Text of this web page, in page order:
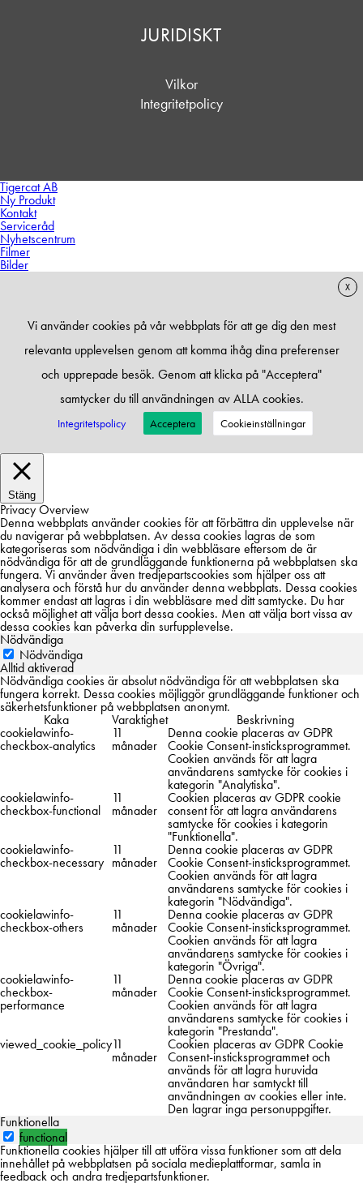
JURIDISKT
Vilkor
Integritetpolicy
Tigercat AB
Ny Produkt
Kontakt
Serviceråd
Nyhetscentrum
Filmer
Bilder
X
Vi använder cookies på vår webbplats för att ge dig den mest
relevanta upplevelsen genom att komma ihåg dina preferenser
och upprepade besök. Genom att klicka på "Acceptera"
samtycker du till användningen av ALLA cookies.
Integritetspolicy Acceptera Cookieinställningar
Stäng
Privacy Overview
Denna webbplats använder cookies för att förbättra din upplevelse när
du navigerar på webbplatsen. Av dessa cookies lagras de som
kategoriseras som nödvändiga i din webbläsare eftersom de är
nödvändiga för att de grundläggande funktionerna på webbplatsen ska
fungera. Vi använder även tredjepartscookies som hjälper oss att
analysera och förstå hur du använder denna webbplats. Dessa cookies
kommer endast att lagras i din webbläsare med ditt samtycke. Du har
också möjlighet att välja bort dessa cookies. Men att välja bort vissa av
dessa cookies kan påverka din surfupplevelse.
Nödvändiga
Nödvändiga
Alltid aktiverad
Nödvändiga cookies är absolut nödvändiga för att webbplatsen ska
fungera korrekt. Dessa cookies möjliggör grundläggande funktioner och
säkerhetsfunktioner på webbplatsen anonymt.
Kaka Varaktighet Beskrivning
cookielawinfo-
checkbox-analytics
11
månader
Denna cookie placeras av GDPR
Cookie Consent-insticksprogrammet.
Cookien används för att lagra
användarens samtycke för cookies i
kategorin "Analytiska".
cookielawinfo-
checkbox-functional
11
månader
Cookien placeras av GDPR cookie
consent för att lagra användarens
samtycke för cookies i kategorin
"Funktionella".
cookielawinfo-
checkbox-necessary
11
månader
Denna cookie placeras av GDPR
Cookie Consent-insticksprogrammet.
Cookien används för att lagra
användarens samtycke för cookies i
kategorin "Nödvändiga".
cookielawinfo-
checkbox-others
11
månader
Denna cookie placeras av GDPR
Cookie Consent-insticksprogrammet.
Cookien används för att lagra
användarens samtycke för cookies i
kategorin "Övriga".
cookielawinfo-
checkbox-
performance
11
månader
Denna cookie placeras av GDPR
Cookie Consent-insticksprogrammet.
Cookien används för att lagra
användarens samtycke för cookies i
kategorin "Prestanda".
viewed_cookie_policy11
månader
Cookien placeras av GDPR Cookie
Consent-insticksprogrammet och
används för att lagra huruvida
användaren har samtyckt till
användningen av cookies eller inte.
Den lagrar inga personuppgifter.
Funktionella
functional
Funktionella cookies hjälper till att utföra vissa funktioner som att dela
innehållet på webbplatsen på sociala medieplattformar, samla in
feedback och andra tredjepartsfunktioner.